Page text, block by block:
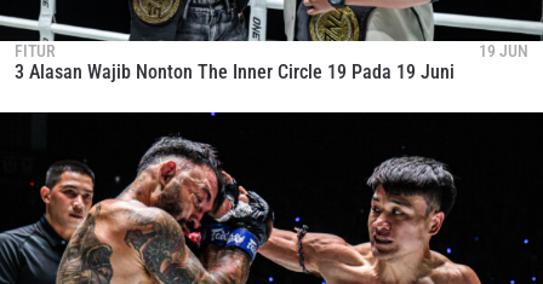
FITUR 19 JUN
3 Alasan Wajib Nonton The Inner Circle 19 Pada 19 Juni